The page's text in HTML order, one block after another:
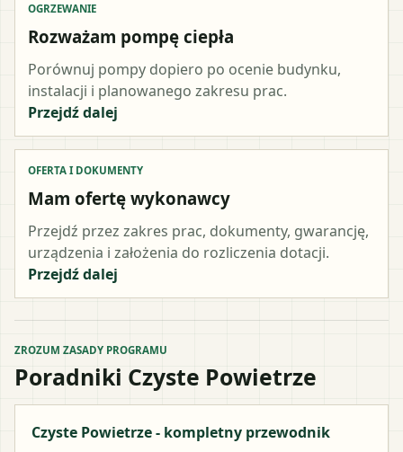
OGRZEWANIE
Rozważam pompę ciepła
Porównuj pompy dopiero po ocenie budynku,
instalacji i planowanego zakresu prac.
Przejdź dalej
OFERTA I DOKUMENTY
Mam ofertę wykonawcy
Przejdź przez zakres prac, dokumenty, gwarancję,
urządzenia i założenia do rozliczenia dotacji.
Przejdź dalej
ZROZUM ZASADY PROGRAMU
Poradniki Czyste Powietrze
Czyste Powietrze - kompletny przewodnik